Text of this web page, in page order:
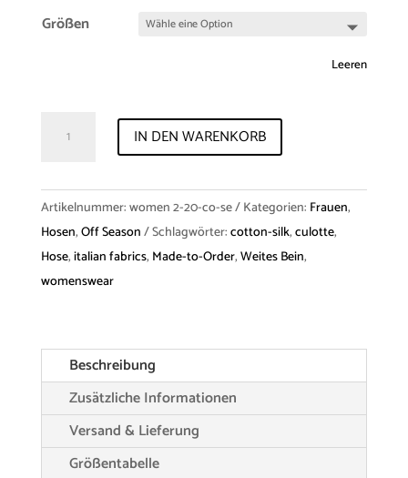
Größen
Leeren
"Gunta"
Silk
Blend
Menge
IN DEN WARENKORB
Artikelnummer:women 2-20-co-se Kategorien: Frauen,
Hosen,Off Season Schlagwörter:cotton-silk,culotte,
Hose,italian fabrics, Made-to-Order,Weites Bein,
womenswear
Beschreibung
Zusätzliche Informationen
Versand & Lieferung
Größentabelle